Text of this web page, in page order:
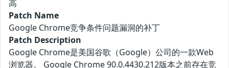
高
Patch Name
Google Chrome竞争条件问题漏洞的补丁
Patch Description
Google Chrome是美国谷歌（Google）公司的一款Web
浏览器。 Google Chrome 90.0.4430.212版本之前存在竞